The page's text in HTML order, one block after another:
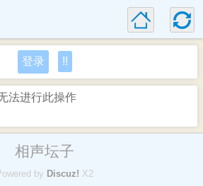
登录 !!
法进行此操作
相声坛子
by Discuz! X2